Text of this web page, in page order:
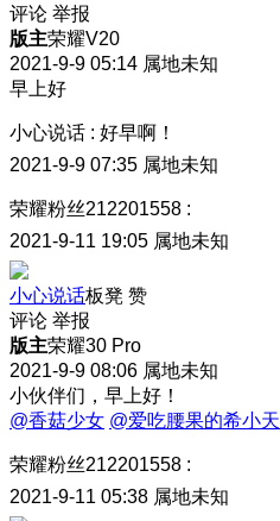
评论 举报
版主荣耀V20
2021-9-9 05:14 属地未知
早上好
小心说话 : 好早啊！
2021-9-9 07:35 属地未知
荣耀粉丝212201558 :
2021-9-11 19:05 属地未知
小心说话板凳 赞
评论 举报
版主荣耀30 Pro
2021-9-9 08:06 属地未知
小伙伴们，早上好！
@香菇少女 @爱吃腰果的希小天
荣耀粉丝212201558 :
2021-9-11 05:38 属地未知